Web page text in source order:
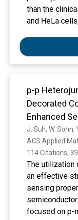
spanned by
length of the
and the
and RHIC
of various
using
wide range of
These results
capabilities of
provide
than the
and HeLa
p-p
Decorated
Enhanced
toward
ACS Applied
114 Citations,
The utilization
an effective
sensing
focused on p-